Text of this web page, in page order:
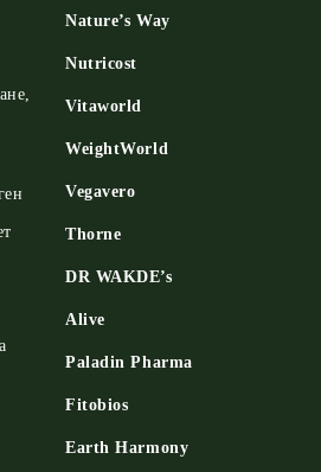
Nature’s Way
Nutricost
Vitaworld
WeightWorld
Vegavero
Thorne
DR WAKDE’s
Alive
Paladin Pharma
Fitobios
Earth Harmony